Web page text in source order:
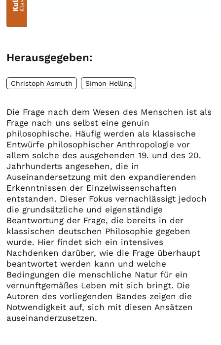
Herausgegeben:
Christoph Asmuth Simon Helling
Die Frage nach dem Wesen des Menschen ist als
Frage nach uns selbst eine genuin
philosophische. Häufig werden als klassische
Entwürfe philosophischer Anthropologie vor
allem solche des ausgehenden 19. und des 20.
Jahrhunderts angesehen, die in
Auseinandersetzung mit den expandierenden
Erkenntnissen der Einzelwissenschaften
entstanden. Dieser Fokus vernachlässigt jedoch
die grundsätzliche und eigenständige
Beantwortung der Frage, die bereits in der
klassischen deutschen Philosophie gegeben
wurde. Hier findet sich ein intensives
Nachdenken darüber, wie die Frage überhaupt
beantwortet werden kann und welche
Bedingungen die menschliche Natur für ein
vernunftgemäßes Leben mit sich bringt. Die
Autoren des vorliegenden Bandes zeigen die
Notwendigkeit auf, sich mit diesen Ansätzen
auseinanderzusetzen.